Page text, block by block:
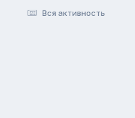
Вся активность